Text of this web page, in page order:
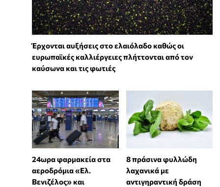
Έρχονται αυξήσεις στο ελαιόλαδο καθώς οι
ευρωπαϊκές καλλιέργειες πλήττονται από τον
καύσωνα και τις φωτιές
24ωρα φαρμακεία στα
αεροδρόμια «Ελ.
Βενιζέλος» και
8 πράσινα φυλλώδη
λαχανικά με
αντιγηραντική δράση